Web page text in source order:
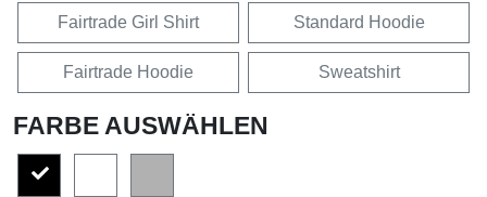
Fairtrade Girl Shirt Standard Hoodie
Fairtrade Hoodie Sweatshirt
FARBE AUSWÄHLEN